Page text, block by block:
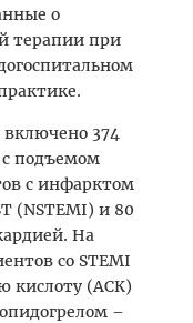
о
терапии при
включено 374
подъемом
с инфарктом
(NSTEMI) и 80
На
со STEMI
кислоту (АСК)
–